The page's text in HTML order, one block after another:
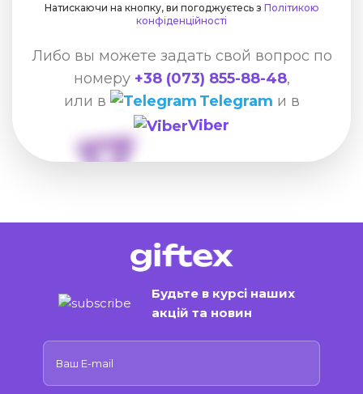
Натискаючи на кнопку, ви погоджуєтесь з Політикою
конфіденційності
Либо вы можете задать свой вопрос по
номеру +38 (073) 855-88-48,
или в
Telegram и в
Viber
Будьте в курсі наших
акцій та новин